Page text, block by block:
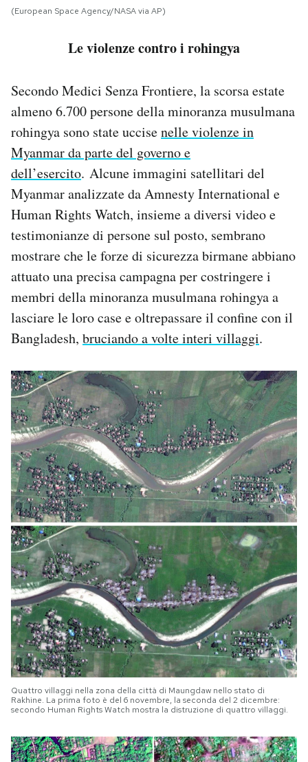
(European Space Agency/NASA via AP)
Le violenze contro i rohingya
Secondo Medici Senza Frontiere, la scorsa estate
almeno 6.700 persone della minoranza musulmana
rohingya sono state uccisenelle violenze in
Myanmar da parte del governo e
dell’esercito. Alcune immagini satellitari del
Myanmar analizzate da Amnesty International e
Human Rights Watch, insieme a diversi video e
testimonianze di persone sul posto, sembrano
mostrare che le forze di sicurezza birmane abbiano
attuato una precisa campagna per costringere i
membri della minoranza musulmana rohingya a
lasciare le loro case e oltrepassare il confine con il
Bangladesh, bruciando a volte interi villaggi.
Quattro villaggi nella zona della città di Maungdaw nello stato di
Rakhine. La prima foto è del 6 novembre, la seconda del 2 dicembre:
secondo Human Rights Watch mostra la distruzione di quattro villaggi.